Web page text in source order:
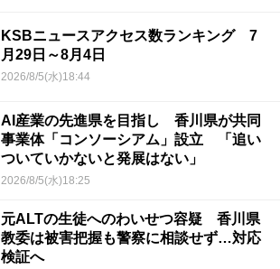
KSBニュースアクセス数ランキング 7
月29日～8月4日
2026/8/5(水)18:44
AI産業の先進県を目指し 香川県が共同
事業体「コンソーシアム」設立 「追い
ついていかないと発展はない」
2026/8/5(水)18:25
元ALTの生徒へのわいせつ容疑 香川県
教委は被害把握も警察に相談せず…対応
検証へ